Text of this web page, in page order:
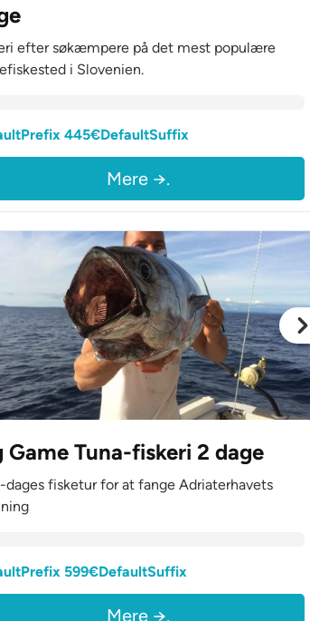
efter søkæmpere på det mest populære
i Slovenien.
445€DefaultSuffix
Mere →.
Game Tuna-fiskeri 2 dage
dages fisketur for at fange Adriaterhavets
599€DefaultSuffix
Mere →.